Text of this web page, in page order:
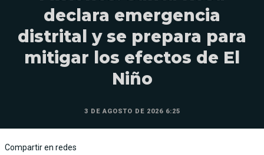
declara emergencia
distrital y se prepara para
mitigar los efectos de El
Niño
3 DE AGOSTO DE 2026 6:25
Compartir en redes